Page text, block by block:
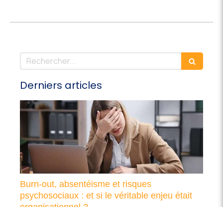
Rechercher
Derniers articles
Burn-out, absentéisme et risques
psychosociaux : et si le véritable enjeu était